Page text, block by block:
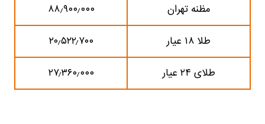
مظنه تهران
۸۸٫۹۰۰٫۰۰۰
طلا ۱۸ عیار
۲۰٫۵۲۲٫۷۰۰
طلای ۲۴ عیار
۲۷٫۳۶۰٫۰۰۰